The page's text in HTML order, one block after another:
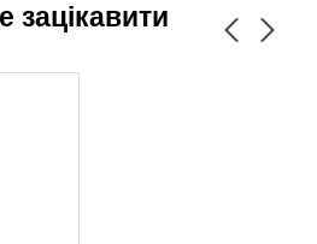
зацікавити